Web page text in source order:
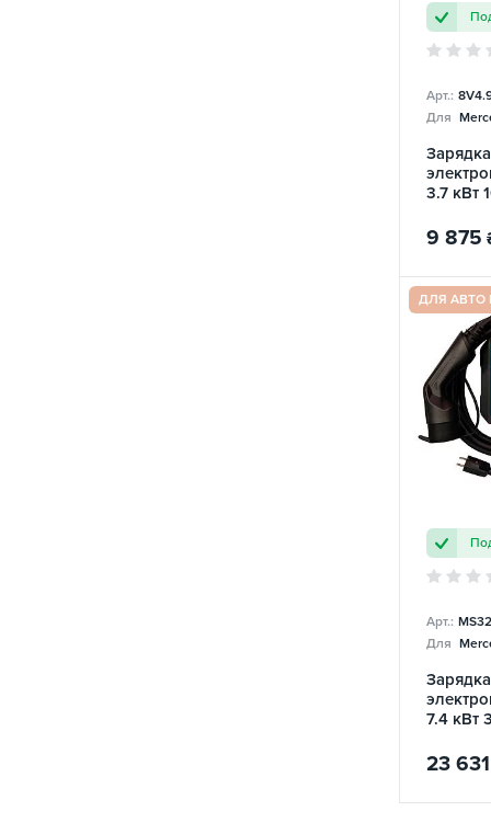
Арт.:
Для
3.7 кВт
9 875
ДЛЯ АВТО
Арт.:
Для
7.4 кВт
23 631